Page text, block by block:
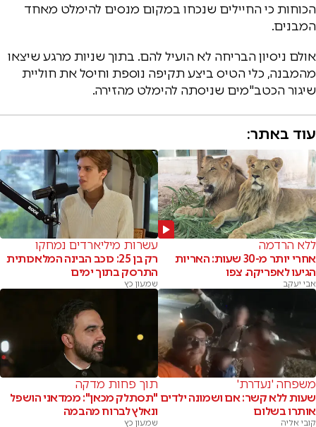
הכוחות כי החיילים שנכחו במקום מנסים להימלט מאחד
המבנים.
אולם ניסיון הבריחה לא הועיל להם. בתוך שניות מרגע שיצאו
מהמבנה, כלי הטיס ביצע תקיפה נוספת וחיסל את חוליית
שיגור הכטב"מים שניסתה להימלט מהזירה.
עוד באתר:
ללא הרדמה
אחרי יותר מ-30 שעות: האריות
הגיעו לאפריקה. צפו
אבי יעקב
עשרות מיליארדים נמחקו
רק בן 25: כוכב הבינה המלאכותית
התרסק בתוך ימים
שמעון כץ
משפחה 'נעדרת'
שעות ללא קשר: אם ושמונה ילדים
אותרו בשלום
קובי אליה
תוך פחות מדקה
"תסתלק מכאן": ממדאני הושפל
ונאלץ לברוח מהבמה
שמעון כץ